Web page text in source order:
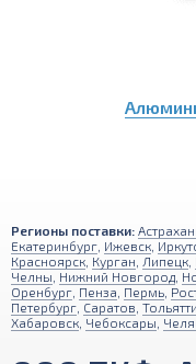
Регионы поставки:
Екатеринбург Ижевск
Красноярск Курган Липецк
Челны Нижний Новгород
Оренбург Пенза Пермь
Петербург Саратов Тольятти
Хабаровск Чебоксары